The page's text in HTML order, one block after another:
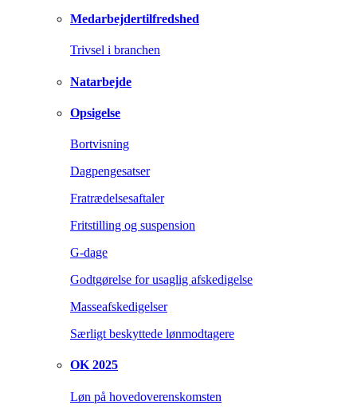
Medarbejdertilfredshed
Trivsel i branchen
Natarbejde
Opsigelse
Bortvisning
Dagpengesatser
Fratrædelsesaftaler
Fritstilling og suspension
G-dage
Godtgørelse for usaglig afskedigelse
Masseafskedigelser
Særligt beskyttede lønmodtagere
OK 2025
Løn på hovedoverenskomsten